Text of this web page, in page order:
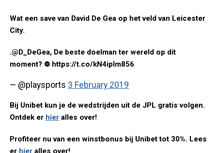
Wat een save van David De Gea op het veld van Leicester
City.
.@D_DeGea, De beste doelman ter wereld op dit
moment? ⛔ https://t.co/kN4iplm856
— @playsports 3 February 2019
Bij Unibet kun je de wedstrijden uit de JPL gratis volgen.
Ontdek er hier alles over!
Profiteer nu van een winstbonus bij Unibet tot 30%. Lees
er hier alles over!